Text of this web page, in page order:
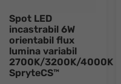
Spot LED
incastrabil 6W
orientabil flux
lumina variabil
2700K/3200K/4000K
SpryteCS™